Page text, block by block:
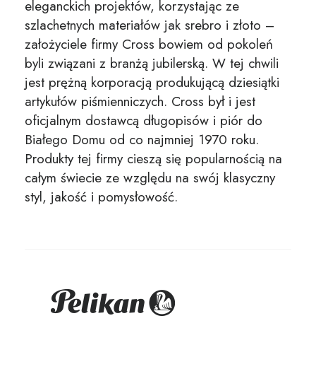
eleganckich projektów, korzystając ze
szlachetnych materiałów jak srebro i złoto –
założyciele firmy Cross bowiem od pokoleń
byli związani z branżą jubilerską. W tej chwili
jest prężną korporacją produkującą dziesiątki
artykułów piśmienniczych. Cross był i jest
oficjalnym dostawcą długopisów i piór do
Białego Domu od co najmniej 1970 roku.
Produkty tej firmy cieszą się popularnością na
całym świecie ze względu na swój klasyczny
styl, jakość i pomysłowość.